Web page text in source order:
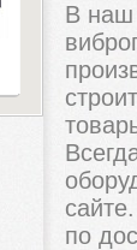
В наш
по